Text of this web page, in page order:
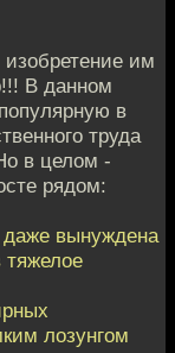
им
В данном
в
труда
в целом -
рядом:
вынуждена
тяжелое
лозунгом